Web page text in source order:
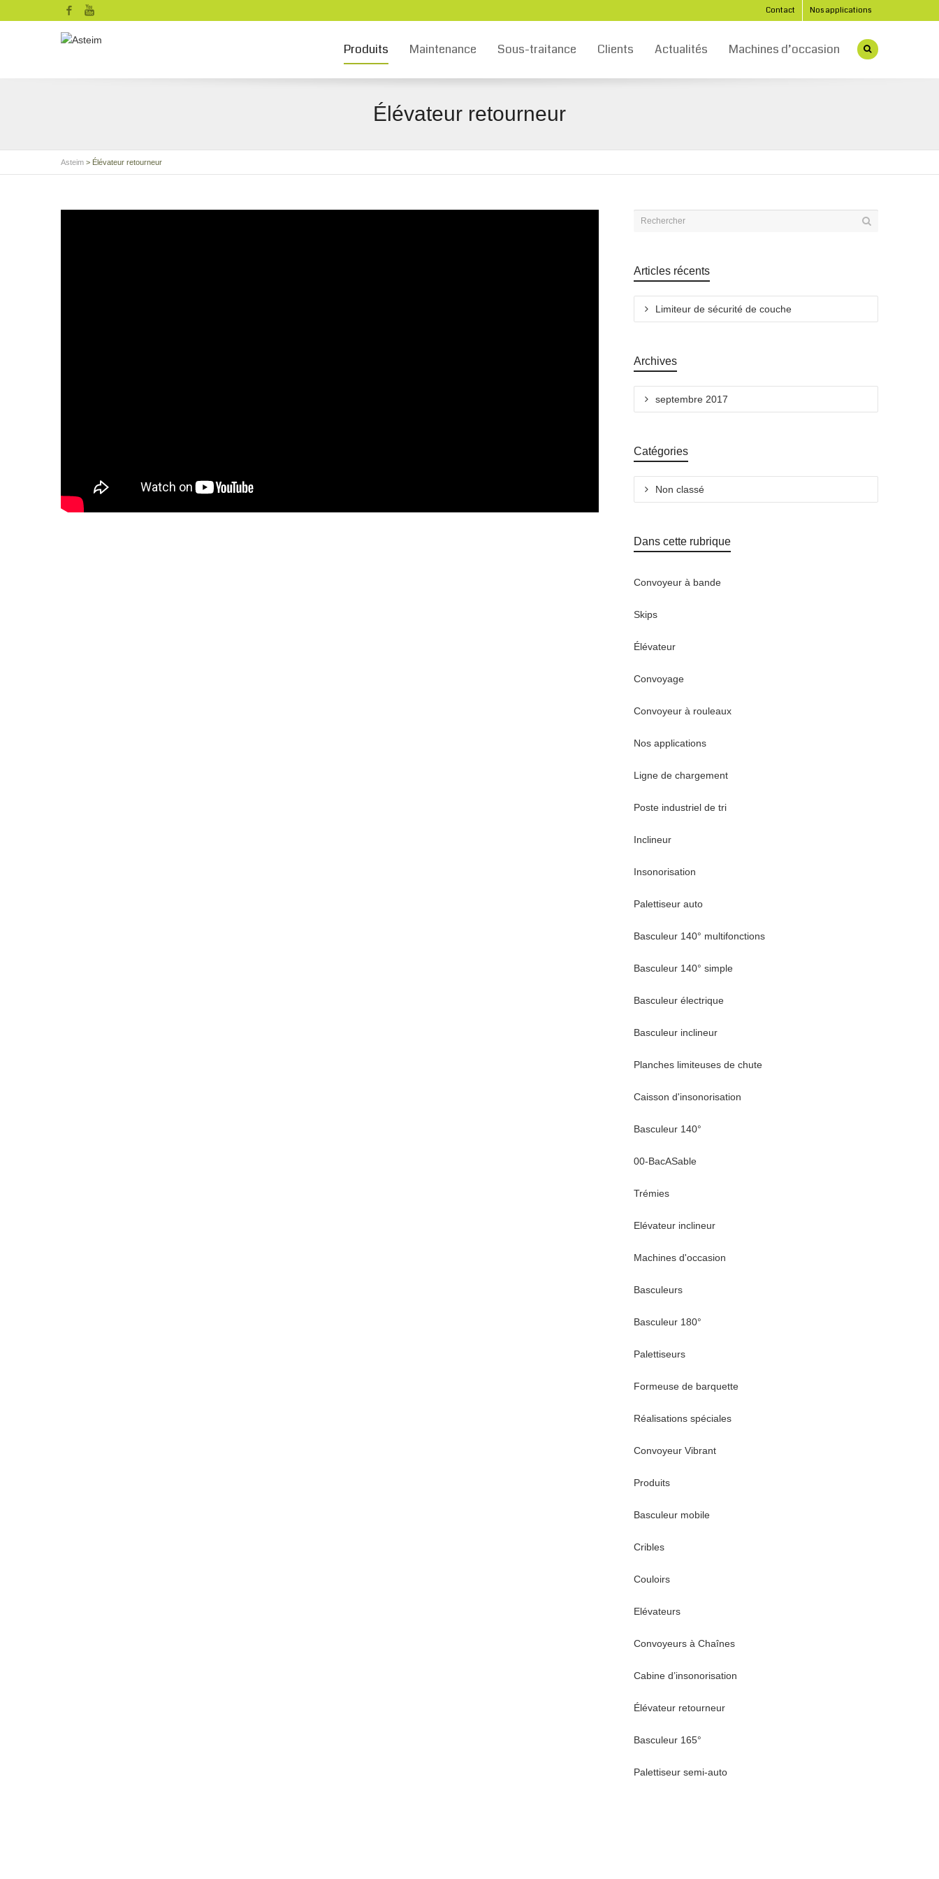
Contact Nos applications
Facebook
Produits Maintenance Sous-traitance Clients Actualités Machines d’occasion
Élévateur retourneur
Asteim > Élévateur retourneur
Articles récents
Limiteur de sécurité de couche
Archives
septembre 2017
Catégories
Non classé
Dans cette rubrique
Convoyeur à bande
Skips
Élévateur
Convoyage
Convoyeur à rouleaux
Nos applications
Ligne de chargement
Poste industriel de tri
Inclineur
Insonorisation
Palettiseur auto
Basculeur 140° multifonctions
Basculeur 140° simple
Basculeur électrique
Basculeur inclineur
Planches limiteuses de chute
Caisson d'insonorisation
Basculeur 140°
00-BacASable
Trémies
Elévateur inclineur
Machines d'occasion
Basculeurs
Basculeur 180°
Palettiseurs
Formeuse de barquette
Réalisations spéciales
Convoyeur Vibrant
Produits
Basculeur mobile
Cribles
Couloirs
Elévateurs
Convoyeurs à Chaînes
Cabine d’insonorisation
Élévateur retourneur
Basculeur 165°
Palettiseur semi-auto